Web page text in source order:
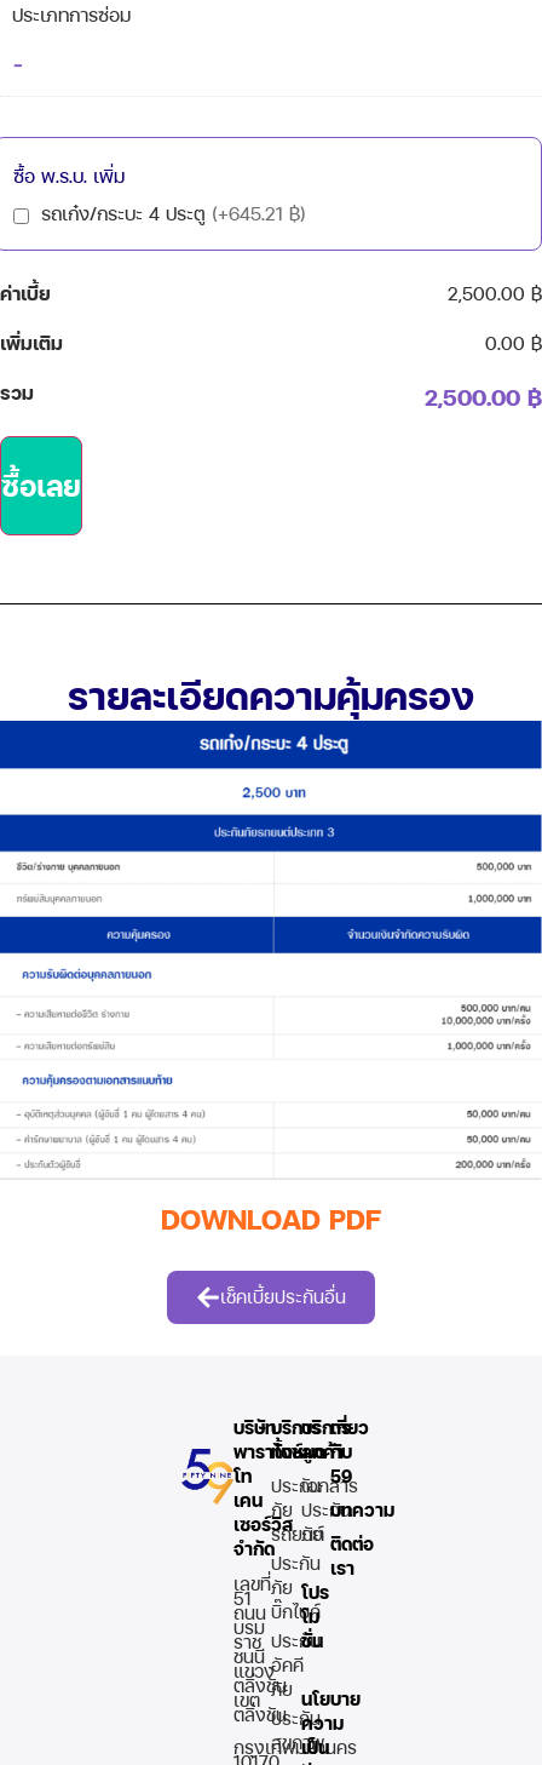
ประเภทการซ่อม
-
ซื้อ พ.ร.บ. เพิ่ม
รถเก๋ง/กระบะ 4 ประตู (+645.21 ฿)
ค่าเบี้ย
2,500.00 ฿
เพิ่มเติม
0.00 ฿
รวม
2,500.00 ฿
ซื้อเลย
รายละเอียดความคุ้มครอง
DOWNLOAD PDF
เช็คเบี้ยประกันอื่น
บริษัท
พาราไดซ์
โท
เคน
เซอร์วิส
จำกัด
เลขที่
51
ถนน
บรม
ราช
ชนนี
แขวง
ตลิ่งชัน
เขต
ตลิ่งชัน
กรุงเทพมหานคร
บริการ
ทั้งหมด
ประกัน
ภัย
รถยนต์
ประกัน
ภัย
บิ๊กไบค์
ประกัน
อัคคี
ภัย
ประกัน
สุขภาพ
บริการ
ลูกค้า
เอกสาร
ประกัน
ภัย
โปร
โม
ชั่น
นโยบาย
ความ
เป็น
เกี่ยว
กับ
59
บทความ
ติดต่อ
เรา